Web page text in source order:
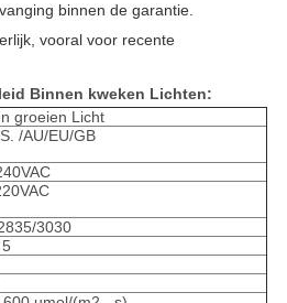
binnen de garantie.
vooral voor recente
Binnen kweken Lichten:
groeien Licht
/AU/EU/GB
3030